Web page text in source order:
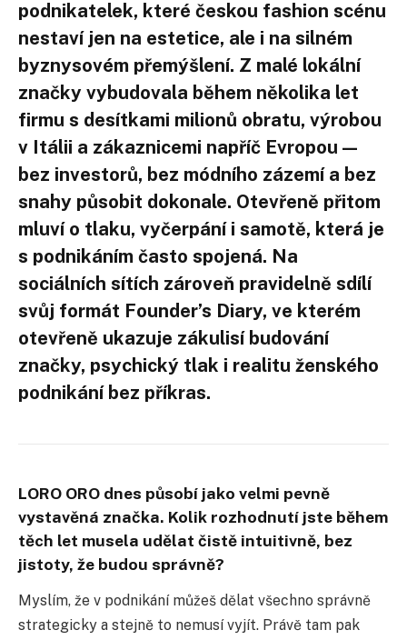
podnikatelek, které českou fashion scénu
nestaví jen na estetice, ale i na silném
byznysovém přemýšlení. Z malé lokální
značky vybudovala během několika let
firmu s desítkami milionů obratu, výrobou
v Itálii a zákaznicemi napříč Evropou —
bez investorů, bez módního zázemí a bez
snahy působit dokonale. Otevřeně přitom
mluví o tlaku, vyčerpání i samotě, která je
s podnikáním často spojená. Na
sociálních sítích zároveň pravidelně sdílí
svůj formát Founder’s Diary, ve kterém
otevřeně ukazuje zákulisí budování
značky, psychický tlak i realitu ženského
podnikání bez příkras.
LORO ORO dnes působí jako velmi pevně
vystavěná značka. Kolik rozhodnutí jste během
těch let musela udělat čistě intuitivně, bez
jistoty, že budou správně?
Myslím, že v podnikání můžeš dělat všechno správně
strategicky a stejně to nemusí vyjít. Právě tam pak